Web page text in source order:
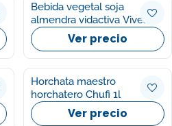
Bebida vegetal soja
almendra vidactiva Vivesoy
1l
Ver precio
Horchata maestro
horchatero Chufi 1l
Ver precio